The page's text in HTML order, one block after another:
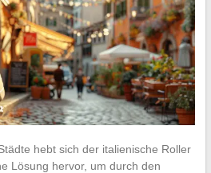
hebt sich der italienische Roller
Lösung hervor, um durch den